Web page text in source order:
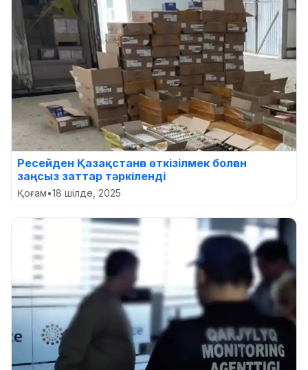
Ресейден Қазақстанға өткізілмек болған
заңсыз заттар тәркіленді
Қоғам•18 шілде, 2025